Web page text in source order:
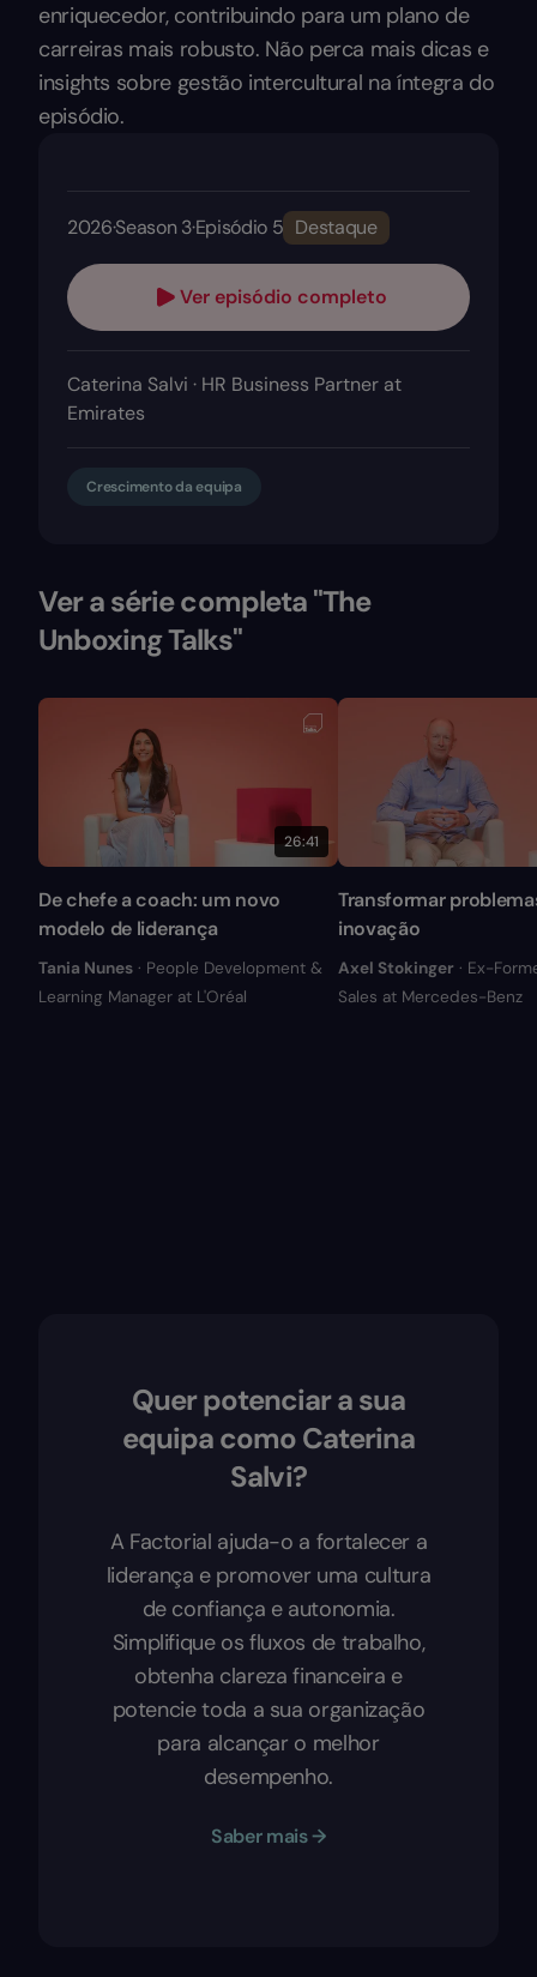
enriquecedor, contribuindo para um plano de
carreiras mais robusto. Não perca mais dicas e
insights sobre gestão intercultural na íntegra do
episódio.
2026·Season 3·Episódio 5 Destaque
Ver episódio completo
Caterina Salvi · HR Business Partner at
Emirates
Crescimento da equipa
Ver a série completa "The
Unboxing Talks"
26:41
De chefe a coach: um novo
modelo de liderança
Tania Nunes · People Development &
Learning Manager at L'Oréal
Transformar
inovação
Axel Stokinger · Ex-
Sales at Mercedes-Benz
Quer potenciar a sua
equipa como Caterina
Salvi?
A Factorial ajuda-o a fortalecer a
liderança e promover uma cultura
de confiança e autonomia.
Simplifique os fluxos de trabalho,
obtenha clareza financeira e
potencie toda a sua organização
para alcançar o melhor
desempenho.
Saber mais →